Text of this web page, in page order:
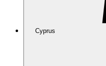
Cyprus